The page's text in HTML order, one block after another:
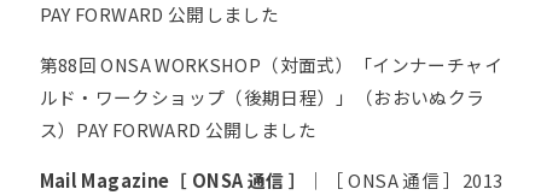
PAY FORWARD 公開しました
第88回 ONSA WORKSHOP（対面式）「インナーチャイ
ルド・ワークショップ（後期日程）」（おおいぬクラ
ス）PAY FORWARD 公開しました
Mail Magazine［ ONSA 通信 ］
｜［ ONSA 通信 ］2013